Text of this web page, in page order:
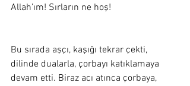
Allah’ım! Sırların ne hoş!
Bu sırada aşçı, kaşığı tekrar çekti,
dilinde dualarla, çorbayı katıklamaya
devam etti. Biraz acı atınca çorbaya,